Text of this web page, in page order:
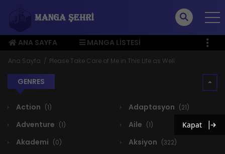
ANA SAYFA
MANGA LISTESI
ÜYE MENÜSÜ
Ana Sayfa Please Take Care of Me in This Life as Well
GENRES
Action (1) Adaptasyon (21)
Adventure (1) Aile (1)
Akademi (0) Aksiyon (322)
Kapat